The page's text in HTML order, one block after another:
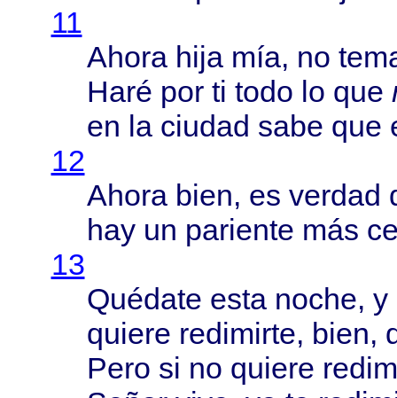
11
Ahora hija mía, no
Haré por ti todo lo que
en la ciudad sabe que
12
Ahora bien, es verdad
hay un pariente más
13
Quédate esta noche, y
quiere redimirte, bien,
Pero si no quiere